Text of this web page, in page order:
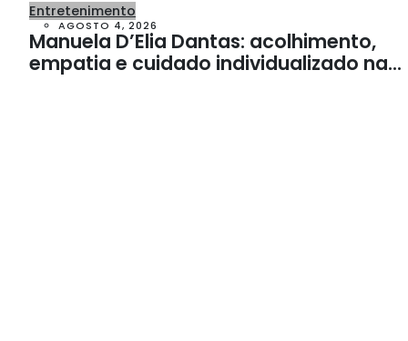
Entretenimento
AGOSTO 4, 2026
Manuela D’Elia Dantas: acolhimento,
empatia e cuidado individualizado na